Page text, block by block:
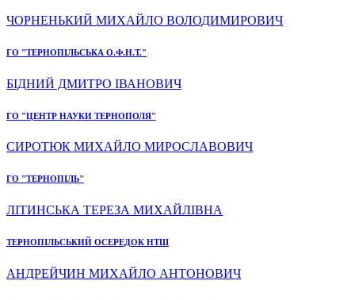
ЧОРНЕНЬКИЙ МИХАЙЛО ВОЛОДИМИРОВИЧ
ГО "ТЕРНОПІЛЬСЬКА О.Ф.Н.Т."
БІДНИЙ ДМИТРО ІВАНОВИЧ
ГО "ЦЕНТР НАУКИ ТЕРНОПОЛЯ"
СИРОТЮК МИХАЙЛО МИРОСЛАВОВИЧ
ГО "ТЕРНОПІЛЬ"
ЛІТИНСЬКА ТЕРЕЗА МИХАЙЛІВНА
ТЕРНОПІЛЬСЬКИЙ ОСЕРЕДОК НТШ
АНДРЕЙЧИН МИХАЙЛО АНТОНОВИЧ